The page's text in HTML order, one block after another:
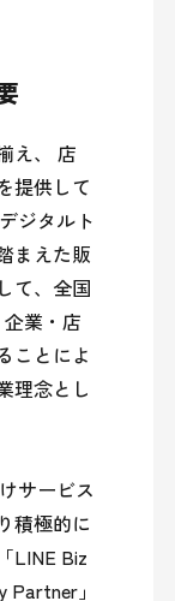
え、 店
提供して
ジタルト
まえた販
て、全国
業・店
ことによ
理念とし
サービス
積極的に
LINE Biz
」